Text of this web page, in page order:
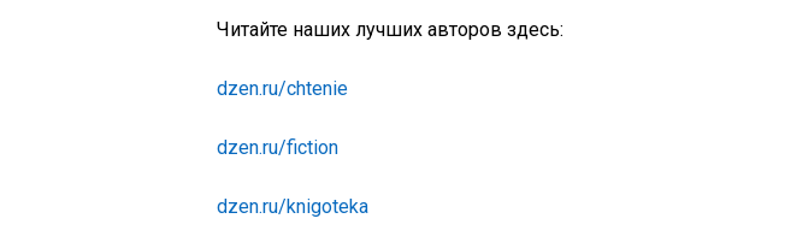
Читайте наших лучших авторов здесь:
dzen.ru/chtenie
dzen.ru/fiction
dzen.ru/knigoteka